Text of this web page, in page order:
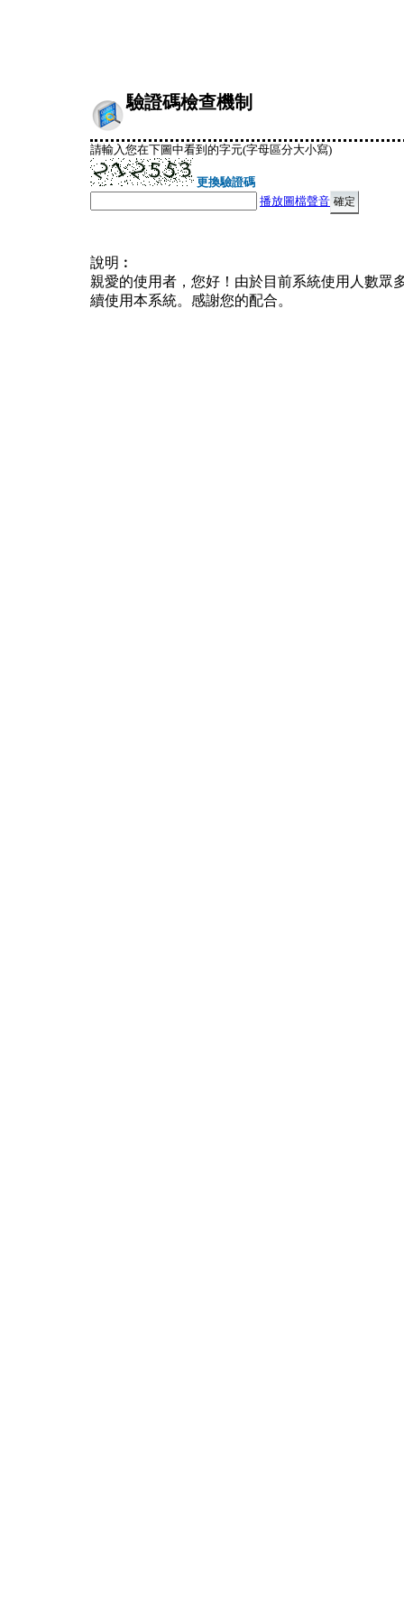
驗證碼檢查機制
請輸入您在下圖中看到的字元(字母區分大小寫)
更換驗證碼
播放圖檔聲音
說明︰
親愛的使用者，您好！由於目前系統使用人數眾
續使用本系統。感謝您的配合。